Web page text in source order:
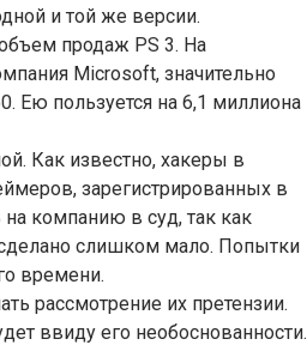
и той же версии.
продаж PS 3. На
Microsoft, значительно
Ею пользуется на 6,1 миллиона
Как известно, хакеры в
зарегистрированных в
компанию в суд, так как
слишком мало. Попытки
времени.
рассмотрение их претензии.
ввиду его необоснованности.